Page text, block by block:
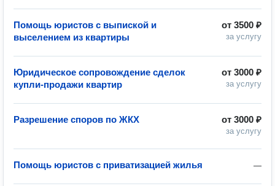
от 3500 ₽
за услугу
Помощь юристов с выпиской и
выселением из квартиры
от 3000 ₽
за услугу
Юридическое сопровождение сделок
купли-продажи квартир
от 3000 ₽
за услугу
Разрешение споров по ЖКХ
—
Помощь юристов с приватизацией жилья